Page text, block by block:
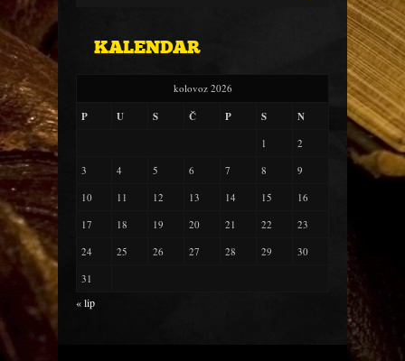
KALENDAR
kolovoz 2026
P U S Č P S N
1
2
3
4 5 6 7 8
9
10
11 12 13 14 15
16
17
18 19 20 21 22
23
24
25 26 27 28 29
30
31
« lip